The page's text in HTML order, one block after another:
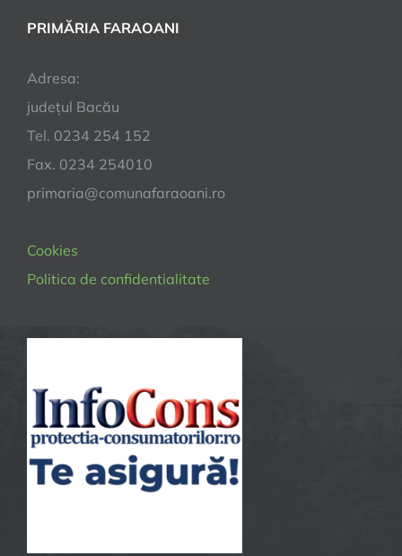
PRIMĂRIA FARAOANI
Adresa:
județul Bacău
Tel. 0234 254 152
Fax. 0234 254010
primaria@comunafaraoani.ro
Cookies
Politica de confidentialitate